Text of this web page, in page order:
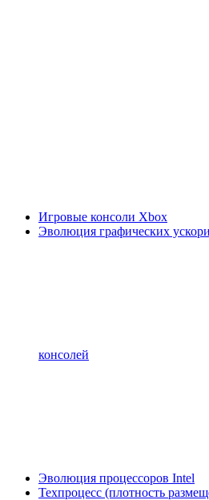
Игровые консоли Xbox
Эволюция графических
консолей
Эволюция процессоров Intel
Техпроцесс (плотность